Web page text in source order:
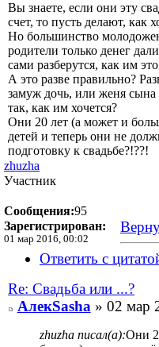
Вы знаете, если они эту
счет, то пусть делают, как
Но большинство
родители только денег
сами разберутся, как им
А это разве правильно?
замуж дочь, или женя сына
так, как им хочется?
Они 20 лет (а может и
детей и теперь они не
подготовку к свадьбе?!??!
zhuzha
Участник
Сообщения:95
Зарегистрирован:
01 мар 2016, 00:02
Ответить с
Re: Свадьба или ...?
АлекSasha» 02 мар
zhuzha писал(а):Они